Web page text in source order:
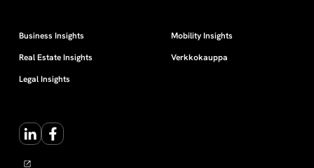
t
e
l
i
Business Insights
Real Estate Insights
Legal Insights
Mobility Insights
Verkkokauppa
LinkedInFacebook